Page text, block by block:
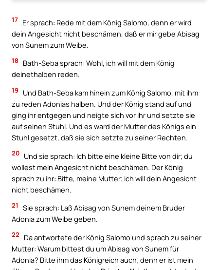
17 Er sprach: Rede mit dem König Salomo, denn er wird
dein Angesicht nicht beschämen, daß er mir gebe Abisag
von Sunem zum Weibe.
18
Bath-Seba sprach: Wohl, ich will mit dem König
deinethalben reden.
19
Und Bath-Seba kam hinein zum König Salomo, mit ihm
zu reden Adonias halben. Und der König stand auf und
ging ihr entgegen und neigte sich vor ihr und setzte sie
auf seinen Stuhl. Und es ward der Mutter des Königs ein
Stuhl gesetzt, daß sie sich setzte zu seiner Rechten.
20 Und sie sprach: Ich bitte eine kleine Bitte von dir; du
wollest mein Angesicht nicht beschämen. Der König
sprach zu ihr: Bitte, meine Mutter; ich will dein Angesicht
nicht beschämen.
21
Sie sprach: Laß Abisag von Sunem deinem Bruder
Adonia zum Weibe geben.
22
Da antwortete der König Salomo und sprach zu seiner
Mutter: Warum bittest du um Abisag von Sunem für
Adonia? Bitte ihm das Königreich auch; denn er ist mein